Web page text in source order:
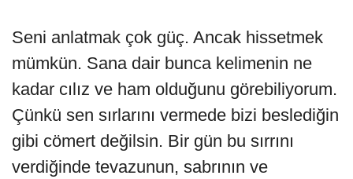
Seni anlatmak çok güç. Ancak hissetmek
mümkün. Sana dair bunca kelimenin ne
kadar cılız ve ham olduğunu görebiliyorum.
Çünkü sen sırlarını vermede bizi beslediğin
gibi cömert değilsin. Bir gün bu sırrını
verdiğinde tevazunun, sabrının ve